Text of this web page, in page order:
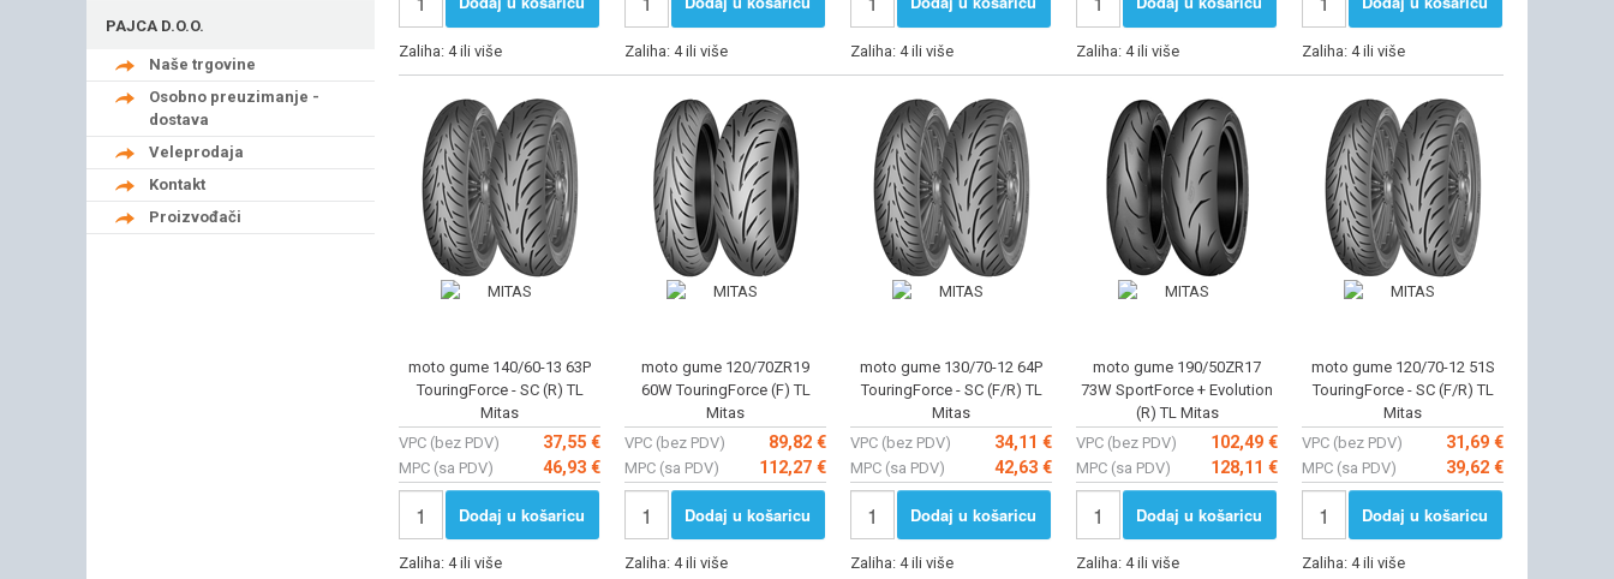
PAJCA D.O.O.
Naše trgovine
Osobno preuzimanje -
dostava
Veleprodaja
Kontakt
Proizvođači
Zaliha: 4 ili više Zaliha: 4 ili više Zaliha: 4 ili više Zaliha: 4 ili više Zaliha: 4 ili više
moto gume 140/60-13 63P
TouringForce - SC (R) TL
Mitas
VPC (bez PDV)
37,55 €
MPC (sa PDV) 46,93 €
Dodaj u košaricu
Zaliha: 4 ili više
moto gume 120/70ZR19
60W TouringForce (F) TL
Mitas
VPC (bez PDV)
89,82 €
MPC (sa PDV) 112,27 €
Dodaj u košaricu
Zaliha: 4 ili više
moto gume 130/70-12 64P
TouringForce - SC (F/R) TL
Mitas
VPC (bez PDV)
34,11 €
MPC (sa PDV) 42,63 €
Dodaj u košaricu
Zaliha: 4 ili više
moto gume 190/50ZR17
73W SportForce + Evolution
(R) TL Mitas
VPC (bez PDV)
102,49 €
MPC (sa PDV) 128,11 €
Dodaj u košaricu
Zaliha: 4 ili više
moto gume 120/70-12 51S
TouringForce - SC (F/R) TL
Mitas
VPC (bez PDV)
31,69 €
MPC (sa PDV) 39,62 €
Dodaj u košaricu
Zaliha: 4 ili više